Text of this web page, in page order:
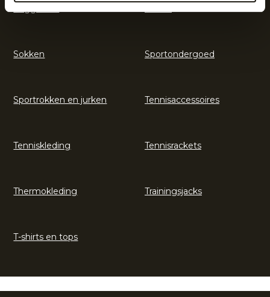
Sokken Sportondergoed
Sportrokken en jurken Tennisaccessoires
Tenniskleding Tennisrackets
Thermokleding Trainingsjacks
T-shirts en tops